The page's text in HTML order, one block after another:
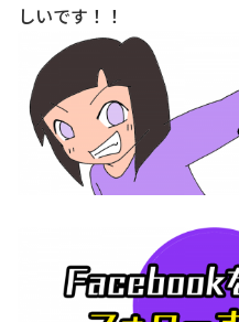
しいです！！